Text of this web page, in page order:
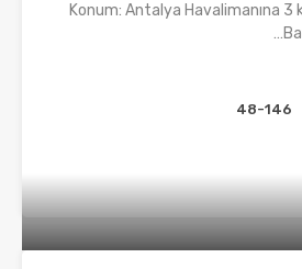
Konum: Antalya Havalimanına 3
48-146